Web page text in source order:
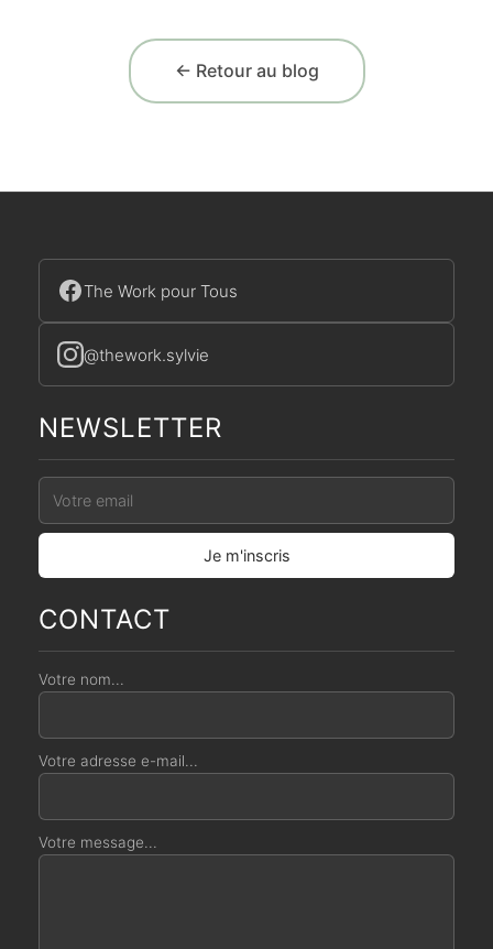
← Retour au blog
The Work pour Tous
@thework.sylvie
NEWSLETTER
CONTACT
Votre nom...
Votre adresse e-mail...
Votre message...